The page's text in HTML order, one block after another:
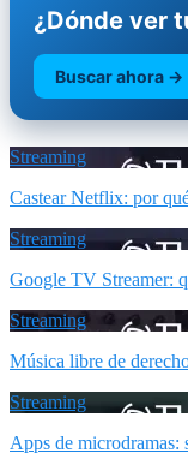
¿Dónde ver
Buscar ahora →
Streaming
Castear Netflix: por
Streaming
Google TV Streamer:
Streaming
Música libre de
Streaming
Apps de microdramas: